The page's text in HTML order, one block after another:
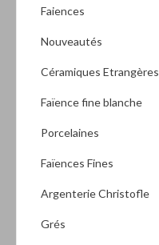
Faiences
Nouveautés
Céramiques Etrangères
Faïence fine blanche
Porcelaines
Faïences Fines
Argenterie Christofle
Grés